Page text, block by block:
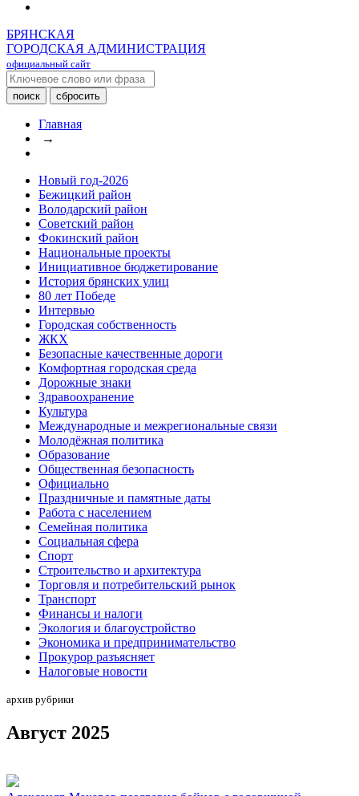
БРЯНСКАЯ
ГОРОДСКАЯ АДМИНИСТРАЦИЯ
официальный сайт
Главная
→
Новый год-2026
Бежицкий район
Володарский район
Советский район
Фокинский район
Национальные проекты
Инициативное бюджетирование
История брянских улиц
80 лет Победе
Интервью
Городская собственность
ЖКХ
Безопасные качественные дороги
Комфортная городская среда
Дорожные знаки
Здравоохранение
Культура
Международные и межрегиональные связи
Молодёжная политика
Образование
Общественная безопасность
Официально
Праздничные и памятные даты
Работа с населением
Семейная политика
Социальная сфера
Спорт
Строительство и архитектура
Торговля и потребительский рынок
Транспорт
Финансы и налоги
Экология и благоустройство
Экономика и предпринимательство
Прокурор разъясняет
Налоговые новости
архив рубрики
Август 2025